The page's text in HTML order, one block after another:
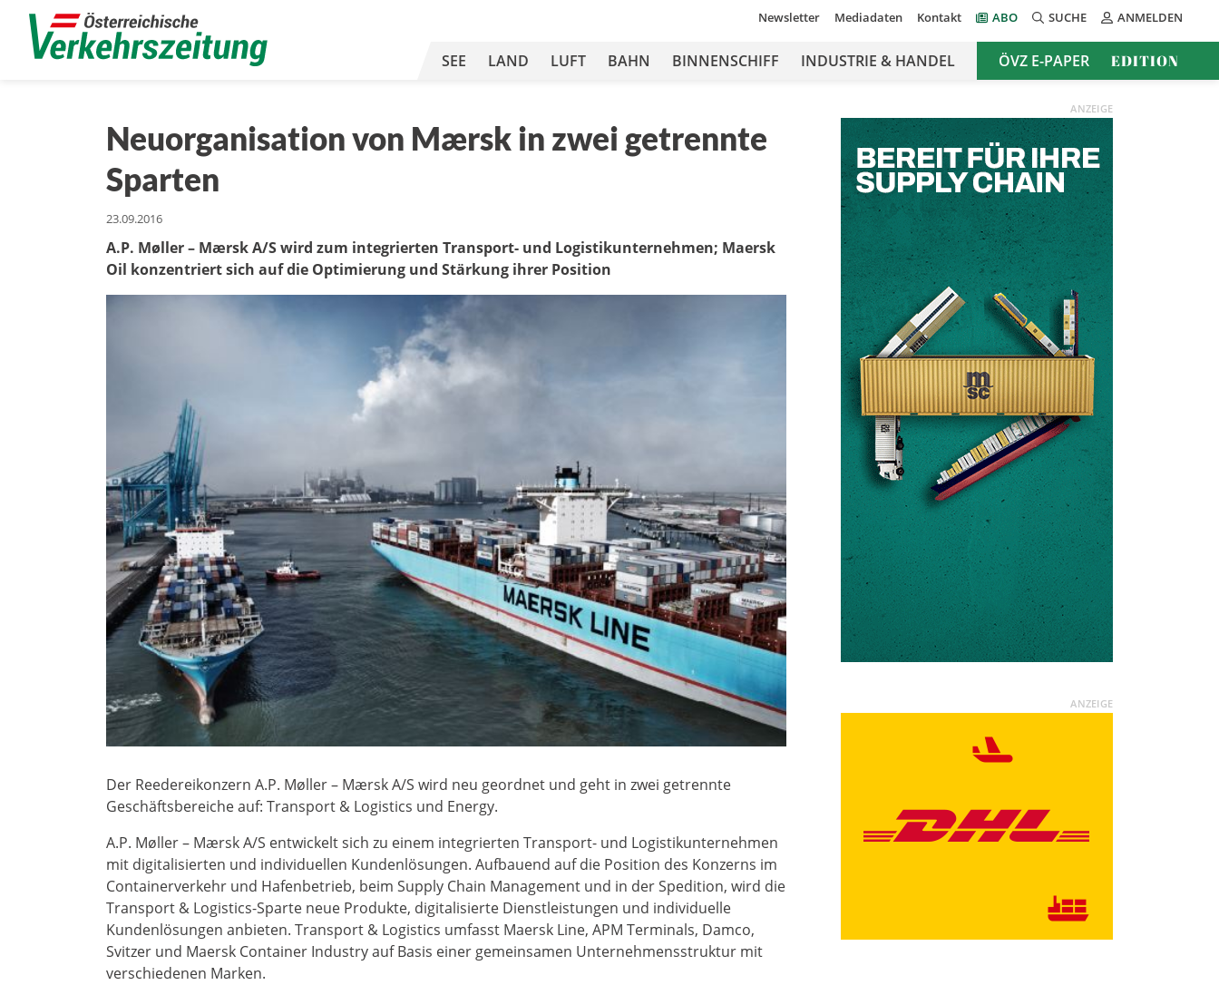
Newsletter Mediadaten Kontakt ABO SUCHE ANMELDEN
SEE LAND LUFT BAHN BINNENSCHIFF INDUSTRIE & HANDEL ÖVZ E-PAPER EDITION
Neuorganisation von Mærsk in zwei getrennte
Sparten
23.09.2016
A.P. Møller – Mærsk A/S wird zum integrierten Transport- und Logistikunternehmen; Maersk
Oil konzentriert sich auf die Optimierung und Stärkung ihrer Position
Der Reedereikonzern A.P. Møller – Mærsk A/S wird neu geordnet und geht in zwei getrennte
Geschäftsbereiche auf: Transport & Logistics und Energy.
A.P. Møller – Mærsk A/S entwickelt sich zu einem integrierten Transport- und Logistikunternehmen
mit digitalisierten und individuellen Kundenlösungen. Aufbauend auf die Position des Konzerns im
Containerverkehr und Hafenbetrieb, beim Supply Chain Management und in der Spedition, wird die
Transport & Logistics-Sparte neue Produkte, digitalisierte Dienstleistungen und individuelle
Kundenlösungen anbieten. Transport & Logistics umfasst Maersk Line, APM Terminals, Damco,
Svitzer und Maersk Container Industry auf Basis einer gemeinsamen Unternehmensstruktur mit
verschiedenen Marken.
ANZEIGE
ANZEIGE